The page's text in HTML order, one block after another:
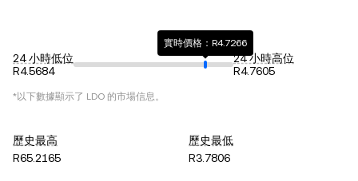
24 小時低位
R4.5684
實時價格：R4.7266
24 小時高位
R4.7605
*以下數據顯示了 LDO 的市場信息。
歷史最高
R65.2165
歷史最低
R3.7806